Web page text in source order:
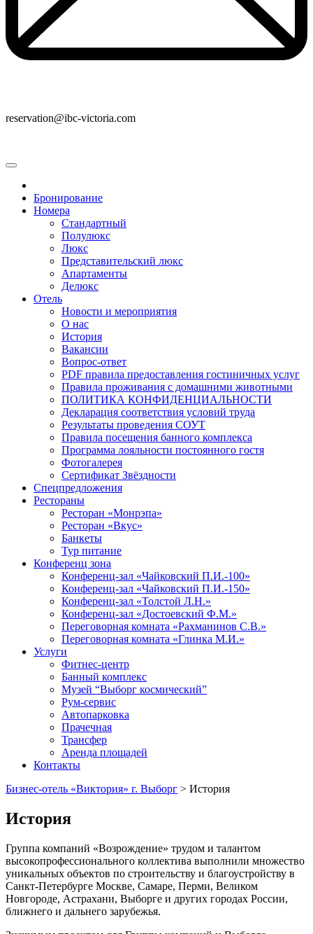
reservation@ibc-victoria.com
Бронирование
Номера
Стандартный
Полулюкс
Люкс
Представительский люкс
Апартаменты
Делюкс
Отель
Новости и мероприятия
О нас
История
Вакансии
Вопрос-ответ
PDF правила предоставления гостиничных услуг
Правила проживания с домашними животными
ПОЛИТИКА КОНФИДЕНЦИАЛЬНОСТИ
Декларация соответствия условий труда
Результаты проведения СОУТ
Правила посещения банного комплекса
Программа лояльности постоянного гостя
Фотогалерея
Сертификат Звёздности
Спецпредложения
Рестораны
Ресторан «Монрэпа»
Ресторан «Вкус»
Банкеты
Тур питание
Конференц зона
Конференц-зал «Чайковский П.И.-100»
Конференц-зал «Чайковский П.И.-150»
Конференц-зал «Толстой Л.Н.»
Конференц-зал «Достоевский Ф.М.»
Переговорная комната «Рахманинов С.В.»
Переговорная комната «Глинка М.И.»
Услуги
Фитнес-центр
Банный комплекс
Музей “Выборг космический”
Рум-сервис
Автопарковка
Прачечная
Трансфер
Аренда площадей
Контакты
Бизнес-отель «Виктория» г. Выборг > История
История
Группа компаний «Возрождение» трудом и талантом
высокопрофессионального коллектива выполнили множество
уникальных объектов по строительству и благоустройству в
Санкт-Петербурге Москве, Самаре, Перми, Великом
Новгороде, Астрахани, Выборге и других городах России,
ближнего и дальнего зарубежья.